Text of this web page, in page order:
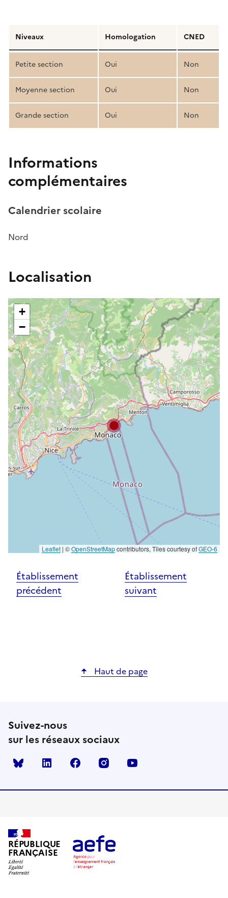
de
la
structure
pédagogique
Niveaux Homologation CNED
Petite section Oui Non
Moyenne section Oui Non
Grande section Oui Non
Informations
complémentaires
Calendrier scolaire
Nord
Localisation
+
−
Leaflet | ©OpenStreetMapcontributors, Tiles courtesy ofGEO-6
Établissement
précédent
Établissement
suivant
Haut de page
Suivez-nous
sur les réseaux sociaux
Bluesky linkedin facebook instagram
RÉPUBLIQUE
FRANÇAISE